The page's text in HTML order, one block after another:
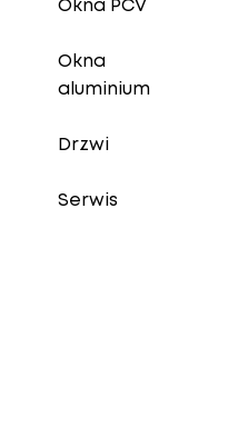
Okna PCV
Okna
aluminium
Drzwi
Serwis